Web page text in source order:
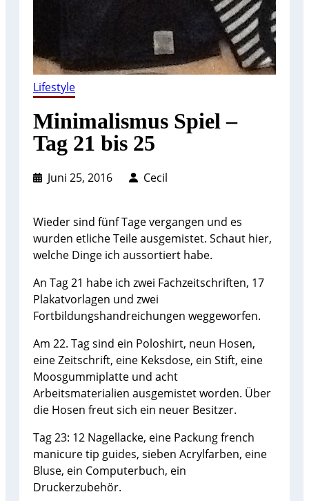
Lifestyle
Minimalismus Spiel –
Tag 21 bis 25
Juni 25, 2016 Cecil
Wieder sind fünf Tage vergangen und es
wurden etliche Teile ausgemistet. Schaut hier,
welche Dinge ich aussortiert habe.
An Tag 21 habe ich zwei Fachzeitschriften, 17
Plakatvorlagen und zwei
Fortbildungshandreichungen weggeworfen.
Am 22. Tag sind ein Poloshirt, neun Hosen,
eine Zeitschrift, eine Keksdose, ein Stift, eine
Moosgummiplatte und acht
Arbeitsmaterialien ausgemistet worden. Über
die Hosen freut sich ein neuer Besitzer.
Tag 23: 12 Nagellacke, eine Packung french
manicure tip guides, sieben Acrylfarben, eine
Bluse, ein Computerbuch, ein
Druckerzubehör.